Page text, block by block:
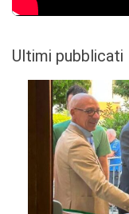
Ultimi pubblicati